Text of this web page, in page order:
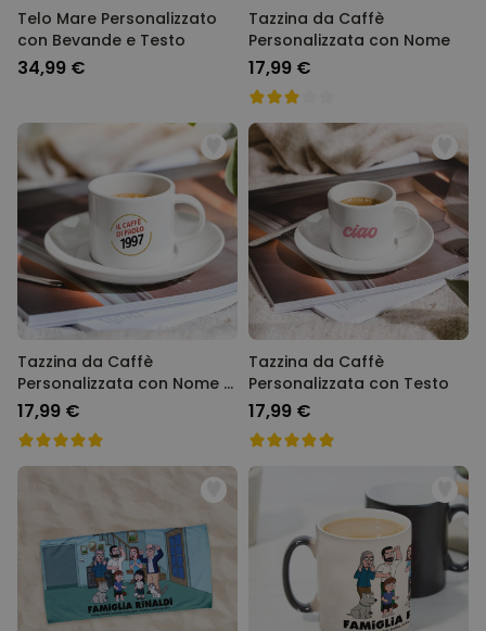
Telo Mare Personalizzato
con Bevande e Testo
34,99 €
Tazzina da Caffè
Personalizzata con Nome
17,99 €
Tazzina da Caffè
Personalizzata con Nome e
Anno
17,99 €
Tazzina da Caffè
Personalizzata con Testo
17,99 €